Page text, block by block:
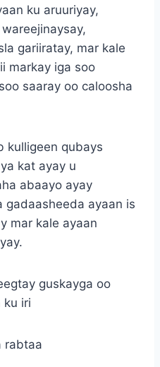
ku aruuriyay,
gariiratay, mar kale
markay iga soo
saaray oo caloosha
kulligeen qubays
kat ayay u
abaayo ayay
gadaasheeda ayaan is
mar kale ayaan
guskayga oo
ku iri
rabtaa